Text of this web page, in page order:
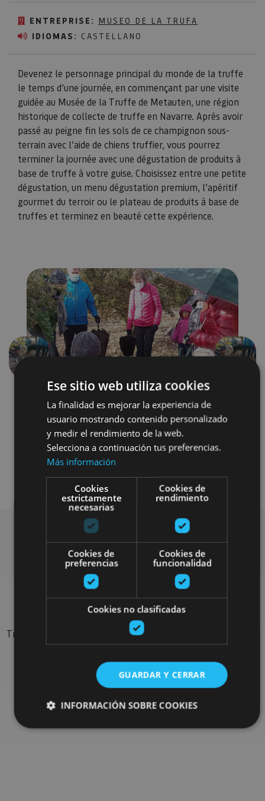
ENTREPRISE: MUSEO DE LA TRUFA
IDIOMAS: CASTELLANO
Devenez le personnage principal du monde de la truffe
le temps d’une journée, en commençant par une visite
guidée au Musée de la Truffe de Metauten, une région
historique de collecte de truffe en Navarre. Après avoir
passé au peigne fin les sols de ce champignon sous-
terrain avec l’aide de chiens truffier, vous pourrez
terminer la journée avec une dégustation de produits à
base de truffe à votre guise. Choisissez entre une petite
dégustation, un menu dégustation premium, l’apéritif
gourmet du terroir ou le plateau de produits à base de
truffes et terminez en beauté cette expérience.
Suivant
Gastronomía
Rechercher plus de
sorties
Trouvez des sorties et des propositions pour compléter votre
séjour en Navarre : activités organisées, visites et les
évènements-phares de l'agenda
Allez au navigateur de sorties
Ese sitio web utiliza cookies
La finalidad es mejorar la experiencia de
usuario mostrando contenido personalizado
y medir el rendimiento de la web.
Selecciona a continuación tus preferencias.
Más información
Cookies
estrictamente
necesarias
Cookies de
rendimiento
Cookies de
preferencias
Cookies de
funcionalidad
Cookies no clasificadas
GUARDAR Y CERRAR
INFORMACIÓN SOBRE COOKIES